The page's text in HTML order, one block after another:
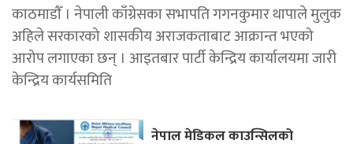
काठमाडाैँ । नेपाली काँग्रेसका सभापति गगनकुमार थापाले मुलुक
अहिले सरकारको शासकीय अराजकताबाट आक्रान्त भएको
आरोप लगाएका छन् । आइतबार पार्टी केन्द्रिय कार्यालयमा जारी
केन्द्रिय कार्यसमिति
नेपाल मेडिकल काउन्सिलको